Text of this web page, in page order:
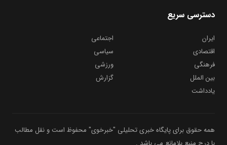
دسترسی سریع
ایران
اجتماعی
اقتصادی
سیاسی
فرهنگی
ورزشی
بین الملل
گزارش
یادداشت
همه حقوق برای پایگاه خبری تحلیلی "خبرخوی" محفوظ است و نقل مطالب